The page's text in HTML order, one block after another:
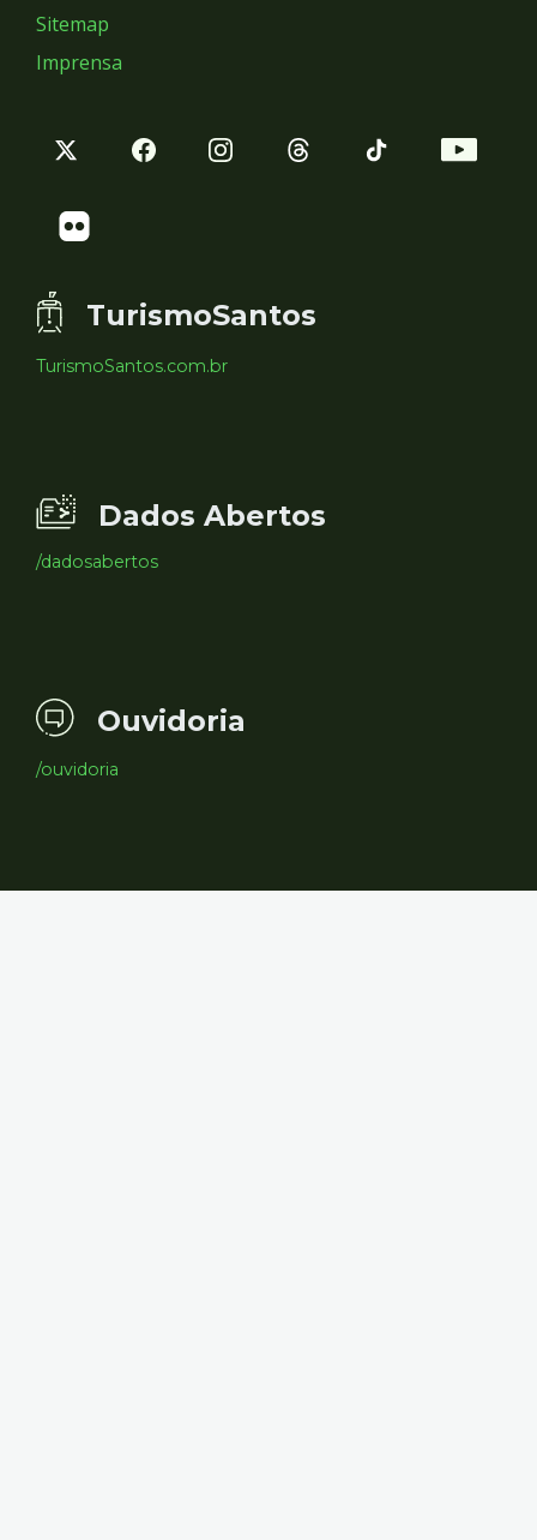
Sitemap
Imprensa
TurismoSantos
TurismoSantos.com.br
Dados Abertos
/dadosabertos
Ouvidoria
/ouvidoria